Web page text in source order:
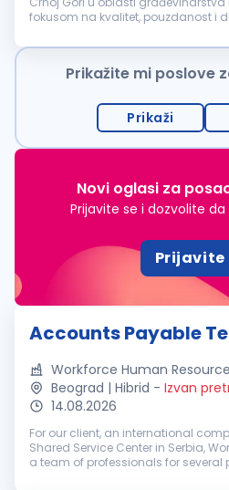
fokusom na kvalitet, pouzdanost i
ime na trži...
Prikažite mi poslove
Prikaži
Novi oglasi za
Prijavite se i dozvolite
Prijavite
Accounts Payable
Workforce Human
Beograd | Hibrid - Izvan
14.08.2026
For our client, an international
Shared Service Center in Serbia,
a team of professionals for several